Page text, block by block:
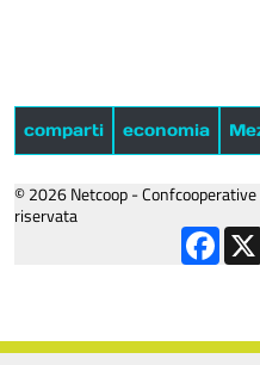
comparti economia
© 2026 Netcoop -
riservata